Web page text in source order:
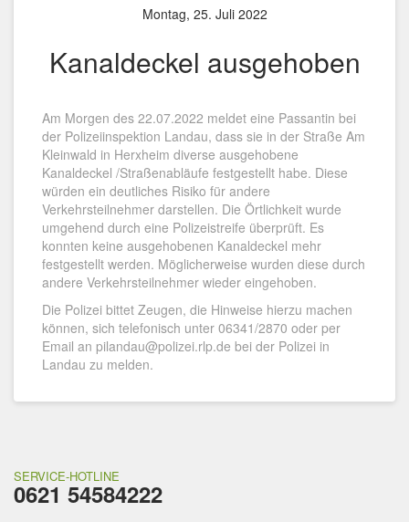
Montag, 25. Juli 2022
Kanaldeckel ausgehoben
Am Morgen des 22.07.2022 meldet eine Passantin bei
der Polizeiinspektion Landau, dass sie in der Straße Am
Kleinwald in Herxheim diverse ausgehobene
Kanaldeckel /Straßenabläufe festgestellt habe. Diese
würden ein deutliches Risiko für andere
Verkehrsteilnehmer darstellen. Die Örtlichkeit wurde
umgehend durch eine Polizeistreife überprüft. Es
konnten keine ausgehobenen Kanaldeckel mehr
festgestellt werden. Möglicherweise wurden diese durch
andere Verkehrsteilnehmer wieder eingehoben.
Die Polizei bittet Zeugen, die Hinweise hierzu machen
können, sich telefonisch unter 06341/2870 oder per
Email an pilandau@polizei.rlp.de bei der Polizei in
Landau zu melden.
SERVICE-HOTLINE
0621 54584222